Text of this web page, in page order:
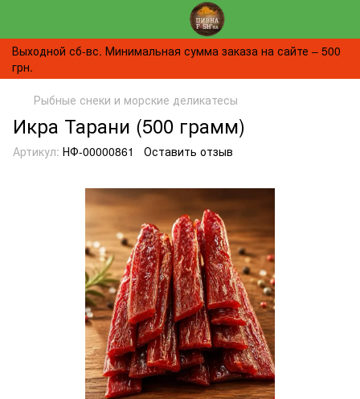
Выходной сб-вс. Минимальная сумма заказа на сайте – 500
грн.
Рыбные снеки и морские деликатесы
Икра Тарани (500 грамм)
Артикул: НФ-00000861 Оставить отзыв